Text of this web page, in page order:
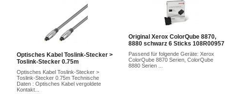
Optisches Kabel Toslink-Stecker >
Toslink-Stecker 0.75m
Optisches Kabel Toslink-Stecker >
Toslink-Stecker 0.75m Technische
Daten : Optisches Kabel vergoldete
Kontakt...
Original Xerox ColorQube 8870,
8880 schwarz 6 Sticks 108R00957
Passend für folgende Geräte: Xerox
ColorQube 8870 Serien, ColorQube
8880 Serien ...